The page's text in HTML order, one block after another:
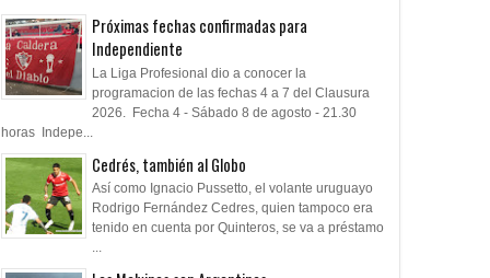
Próximas fechas confirmadas para
Independiente
La Liga Profesional dio a conocer la
programacion de las fechas 4 a 7 del Clausura
2026. Fecha 4 - Sábado 8 de agosto - 21.30
horas Indepe...
Cedrés, también al Globo
Así como Ignacio Pussetto, el volante uruguayo
Rodrigo Fernández Cedres, quien tampoco era
tenido en cuenta por Quinteros, se va a préstamo
...